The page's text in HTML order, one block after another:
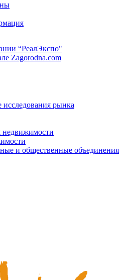
“РеалЭкспо"
Zagorodna.com
рынка
недвижимости
и общественные объединения